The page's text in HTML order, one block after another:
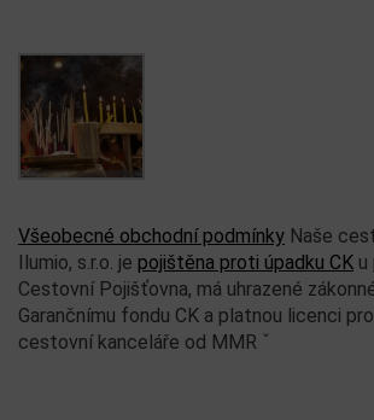
Všeobecné obchodní podmínky Naše
Ilumio, s.r.o. je pojištěna proti úpadku CK u
Cestovní Pojišťovna, má uhrazené
Garančnímu fondu CK a platnou licenci
cestovní kanceláře od MMR ˇ